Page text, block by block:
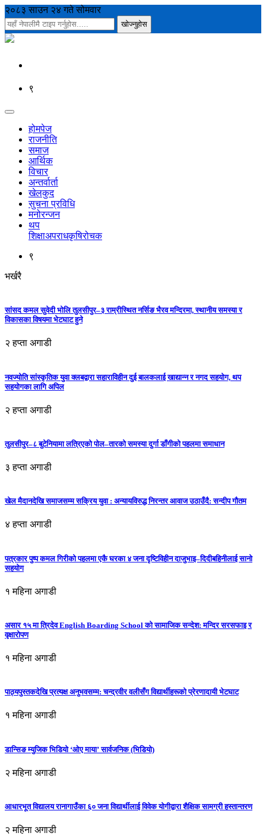
२०८३ साउन २४ गते सोमवार
९
होमपेज
राजनीति
समाज
आर्थिक
विचार
अन्तर्वार्ता
खेलकुद
सुचना प्रविधि
मनोरन्जन
थप
शिक्षाअपराधकृषिरोचक
९
भर्खरै
सांसद कमल सुवेदी भोलि तुलसीपुर–३ राम्रीस्थित नर्सिङ भैरव मन्दिरमा, स्थानीय समस्या र
विकासका विषयमा भेटघाट हुने
२ हप्ता अगाडी
नवज्योति सांस्कृतिक युवा क्लबद्वारा सहाराविहीन दुई बालकलाई खाद्यान्न र नगद सहयोग, थप
सहयोगका लागि अपिल
२ हप्ता अगाडी
तुलसीपुर–८ बुटेनियामा लत्रिएको पोल–तारको समस्या दुर्गा डाँगीको पहलमा समाधान
३ हप्ता अगाडी
खेल मैदानदेखि समाजसम्म सक्रिय युवा : अन्यायविरुद्ध निरन्तर आवाज उठाउँदै: सन्दीप गौतम
४ हप्ता अगाडी
पत्रकार पुष्प कमल गिरीको पहलमा एकै घरका ४ जना दृष्टिविहीन दाजुभाइ–दिदीबहिनीलाई सानो
सहयोग
१ महिना अगाडी
असार १५ मा त्रिदेव English Boarding School को सामाजिक सन्देश: मन्दिर सरसफाइ र
वृक्षारोपण
१ महिना अगाडी
पाठ्यपुस्तकदेखि प्रत्यक्ष अनुभवसम्म: चन्द्रवीर वलीसँग विद्यार्थीहरूको प्रेरणादायी भेटघाट
१ महिना अगाडी
डान्सिङ म्युजिक भिडियो ‘ओए माया’ सार्वजनिक (भिडियो)
२ महिना अगाडी
आधारभूत विद्यालय रानागाउँका ६० जना विद्यार्थीलाई विवेक योगीद्वारा शैक्षिक सामग्री हस्तान्तरण
२ महिना अगाडी